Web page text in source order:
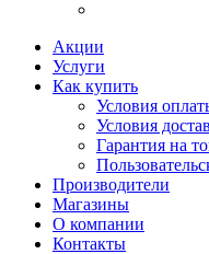
Акции
Услуги
Как купить
Условия
Условия
Гарантия на
Производители
Магазины
О компании
Контакты